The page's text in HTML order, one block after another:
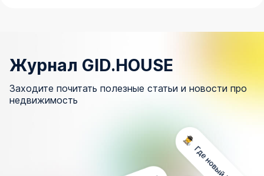
Журнал GID.HOUSE
Заходите почитать полезные статьи и новости про
недвижимость